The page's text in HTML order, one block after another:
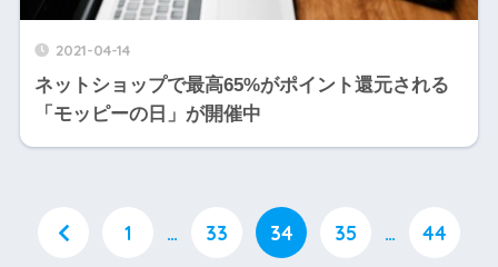
2021-04-14
ネットショップで最高65%がポイント還元される
「モッピーの日」が開催中
1 … 33 34 35 … 44